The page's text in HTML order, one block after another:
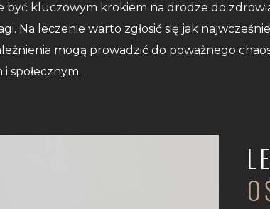
być kluczowym krokiem na drodze do
Na leczenie warto zgłosić się jak
mogą prowadzić do poważnego
społecznym.